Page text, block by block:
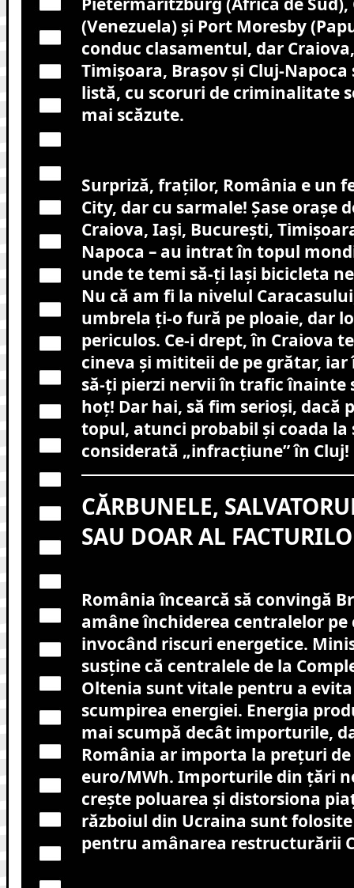
(Venezuela) și Port Moresby
conduc clasamentul, dar
Timișoara, Brașov și Cluj-Napoca
listă, cu scoruri de criminalitate
mai scăzute.
Surpriză, fraților, România e un
City, dar cu sarmale! Șase orașe
Craiova, Iași, București,
Napoca – au intrat în topul
unde te temi să-ți lași bicicleta
Nu că am fi la nivelul
umbrela ți-o fură pe ploaie, dar
periculos. Ce-i drept, în Craiova
cineva și mititeii de pe grătar,
să-ți pierzi nervii în trafic înainte
hoț! Dar hai, să fim serioși, dacă
topul, atunci probabil și coada la
considerată „infracțiune” în Cluj!
CĂRBUNELE,
SAU DOAR AL
România încearcă să convingă
amâne închiderea centralelor pe
invocând riscuri energetice.
susține că centralele de la
Oltenia sunt vitale pentru a
scumpirea energiei. Energia
mai scumpă decât importurile,
România ar importa la prețuri de
euro/MWh. Importurile din țări
crește poluarea și distorsiona
războiul din Ucraina sunt
pentru amânarea restructurării